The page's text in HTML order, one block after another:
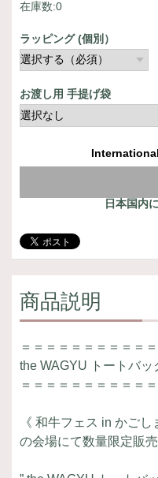
在庫数:0
ラッピング (個別）
お渡し用 手提げ袋
日本国内
商品説明
＝＝＝＝＝＝＝＝＝＝
the WAGYU トートバ
＝＝＝＝＝＝＝＝＝＝
《 和牛フェス in かごし
の会場にて数量限定販